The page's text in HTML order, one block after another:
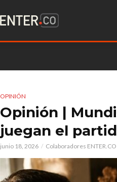
OPINIÓN
Opinión |
juegan el
junio 18, 2026 Colaboradores ENTER.CO